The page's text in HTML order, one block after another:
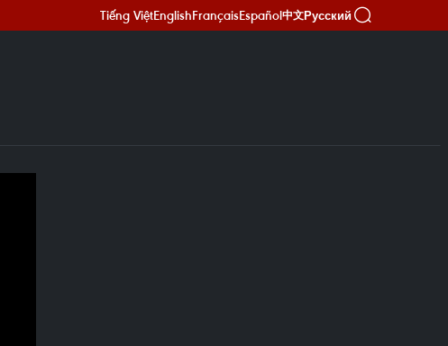
Tiếng ViệtEnglishFrançaisEspañol中文Русский